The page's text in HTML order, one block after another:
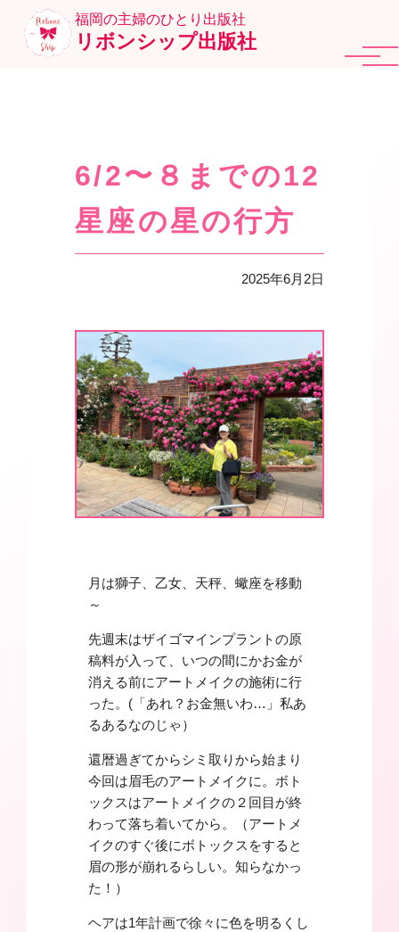
福岡の主婦のひとり出版社
リボンシップ出版社
6/2〜８までの12
星座の星の行方
2025年6月2日
月は獅子、乙女、天秤、蠍座を移動
～
先週末はザイゴマインプラントの原
稿料が入って、いつの間にかお金が
消える前にアートメイクの施術に行
った。(「あれ？お金無いわ…」私あ
るあるなのじゃ）
還暦過ぎてからシミ取りから始まり
今回は眉毛のアートメイクに。ボト
ックスはアートメイクの２回目が終
わって落ち着いてから。（アートメ
イクのすぐ後にボトックスをすると
眉の形が崩れるらしい。知らなかっ
た！）
ヘアは1年計画で徐々に色を明るくし